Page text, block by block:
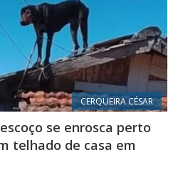
CERQUEIRA CÉSAR
se enrosca perto
telhado de casa em